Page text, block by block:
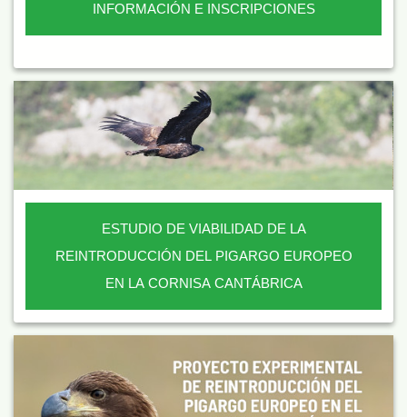
INFORMACIÓN E INSCRIPCIONES
ESTUDIO DE VIABILIDAD DE LA
REINTRODUCCIÓN DEL PIGARGO EUROPEO
EN LA CORNISA CANTÁBRICA